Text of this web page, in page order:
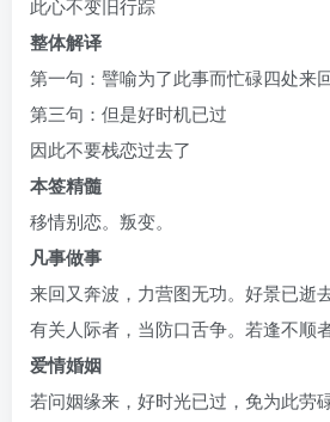
此心不变旧行踪
整体解译
第一句：譬喻为了此事而忙碌四处来
第三句：但是好时机已过
因此不要栈恋过去了
本签精髓
移情别恋。叛变。
凡事做事
来回又奔波，力营图无功。好景已逝
有关人际者，当防口舌争。若逢不顺
爱情婚姻
若问姻缘来，好时光已过，免为此劳